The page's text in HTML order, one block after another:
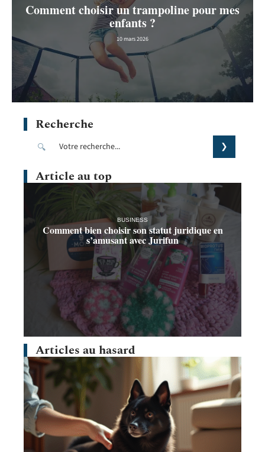
Comment choisir un trampoline pour mes
enfants ?
10 mars 2026
Recherche
Article au top
BUSINESS
Comment bien choisir son statut juridique en
s’amusant avec Jurifun
Articles au hasard